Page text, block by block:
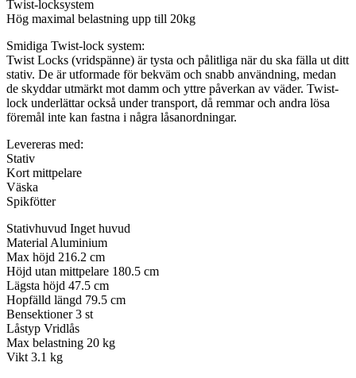
Twist-locksystem
Hög maximal belastning upp till 20kg
Smidiga Twist-lock system:
Twist Locks (vridspänne) är tysta och pålitliga när du ska fälla ut ditt
stativ. De är utformade för bekväm och snabb användning, medan
de skyddar utmärkt mot damm och yttre påverkan av väder. Twist-
lock underlättar också under transport, då remmar och andra lösa
föremål inte kan fastna i några låsanordningar.
Levereras med:
Stativ
Kort mittpelare
Väska
Spikfötter
Stativhuvud Inget huvud
Material Aluminium
Max höjd 216.2 cm
Höjd utan mittpelare 180.5 cm
Lägsta höjd 47.5 cm
Hopfälld längd 79.5 cm
Bensektioner 3 st
Låstyp Vridlås
Max belastning 20 kg
Vikt 3.1 kg